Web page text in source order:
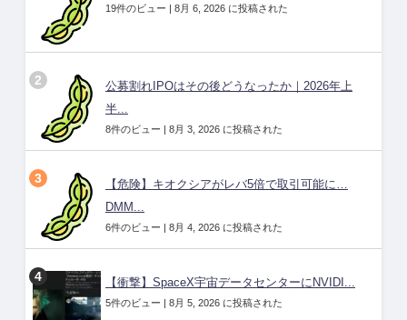
19件のビュー | 8月 6, 2026 に投稿された
公募割れIPOはその後どうなったか｜2026年上
半...
8件のビュー | 8月 3, 2026 に投稿された
【危険】キオクシアがレバ5倍で取引可能に…
DMM...
6件のビュー | 8月 4, 2026 に投稿された
【衝撃】SpaceX宇宙データセンターにNVIDI...
5件のビュー | 8月 5, 2026 に投稿された